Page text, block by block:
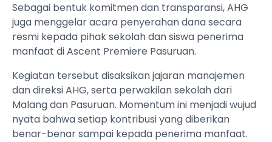
Sebagai bentuk komitmen dan transparansi, AHG
juga menggelar acara penyerahan dana secara
resmi kepada pihak sekolah dan siswa penerima
manfaat di Ascent Premiere Pasuruan.
Kegiatan tersebut disaksikan jajaran manajemen
dan direksi AHG, serta perwakilan sekolah dari
Malang dan Pasuruan. Momentum ini menjadi wujud
nyata bahwa setiap kontribusi yang diberikan
benar-benar sampai kepada penerima manfaat.